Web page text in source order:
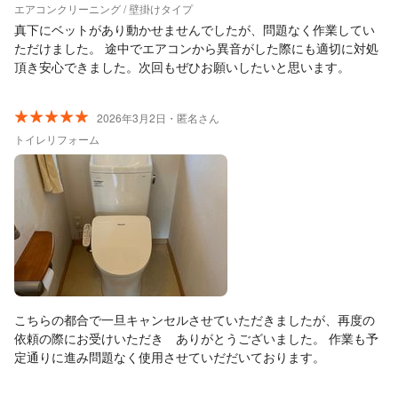
エアコンクリーニング / 壁掛けタイプ
真下にベットがあり動かせませんでしたが、問題なく作業してい
ただけました。 途中でエアコンから異音がした際にも適切に対処
頂き安心できました。次回もぜひお願いしたいと思います。
2026年3月2日・匿名さん
トイレリフォーム
こちらの都合で一旦キャンセルさせていただきましたが、再度の
依頼の際にお受けいただき ありがとうございました。 作業も予
定通りに進み問題なく使用させていだだいております。